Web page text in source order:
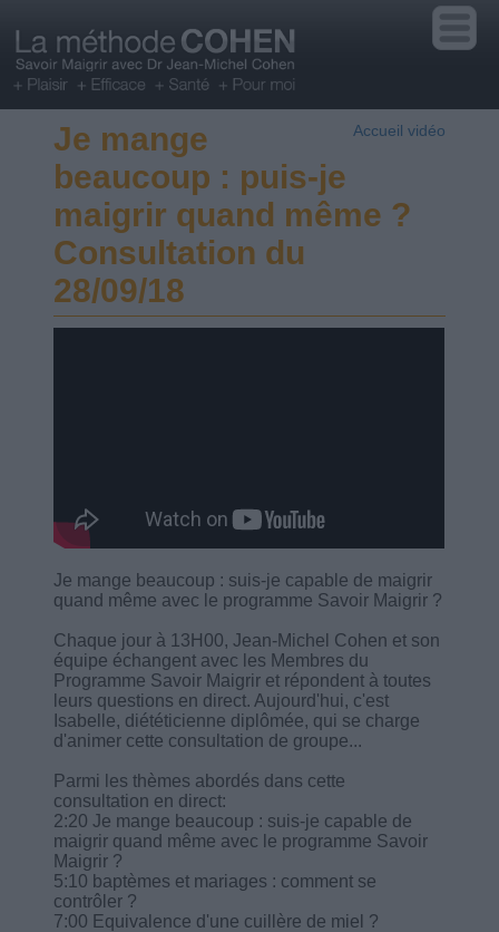
Accueil vidéo
Je mange
beaucoup : puis-je
maigrir quand même ?
Consultation du
28/09/18
Je mange beaucoup : suis-je capable de maigrir
quand même avec le programme Savoir Maigrir ?
Chaque jour à 13H00, Jean-Michel Cohen et son
équipe échangent avec les Membres du
Programme Savoir Maigrir et répondent à toutes
leurs questions en direct. Aujourd'hui, c'est
Isabelle, diététicienne diplômée, qui se charge
d'animer cette consultation de groupe...
Parmi les thèmes abordés dans cette
consultation en direct:
2:20 Je mange beaucoup : suis-je capable de
maigrir quand même avec le programme Savoir
Maigrir ?
5:10 baptèmes et mariages : comment se
contrôler ?
7:00 Equivalence d'une cuillère de miel ?